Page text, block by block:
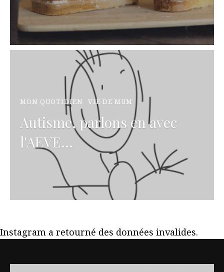
MON QUOTIDIEN VIE DE MUM
Autisme, parlons en avec
l'AEVE...
Instagram a retourné des données invalides.